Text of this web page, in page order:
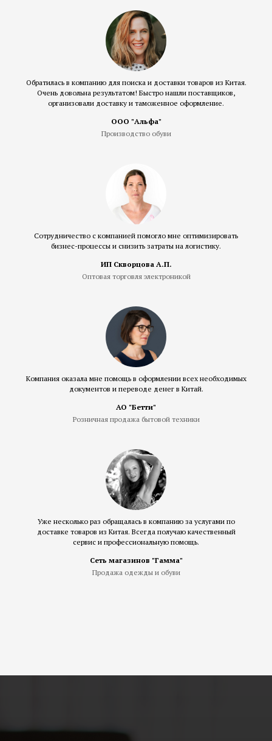
Обратилась в компанию для поиска и доставки товаров из Китая.
Очень довольна результатом! Быстро нашли поставщиков,
организовали доставку и таможенное оформление.
ООО "Альфа"
Производство обуви
Сотрудничество с компанией помогло мне оптимизировать
бизнес-процессы и снизить затраты на логистику.
ИП Скворцова А.П.
Оптовая торговля электроникой
Компания оказала мне помощь в оформлении всех необходимых
документов и переводе денег в Китай.
АО "Бетти"
Розничная продажа бытовой техники
Уже несколько раз обращалась в компанию за услугами по
доставке товаров из Китая. Всегда получаю качественный
сервис и профессиональную помощь.
Сеть магазинов "Гамма"
Продажа одежды и обуви